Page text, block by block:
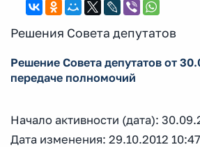
Решения Совета депутатов
Решение Совета депутатов от
передаче полномочий
Начало активности (дата):
Дата изменения: 29.10.2012